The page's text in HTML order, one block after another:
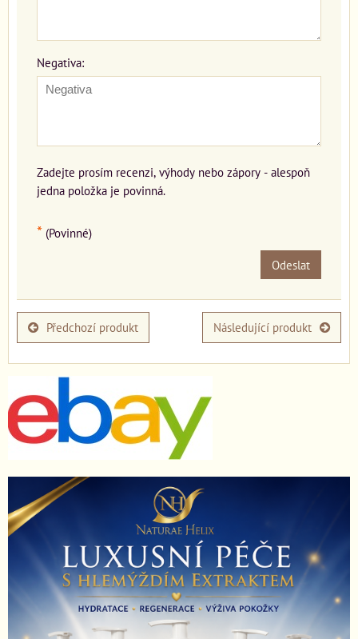
Negativa:
Zadejte prosím recenzi, výhody nebo zápory - alespoň
jedna položka je povinná.
* (Povinné)
Odeslat
Předchozí produkt Následující produkt